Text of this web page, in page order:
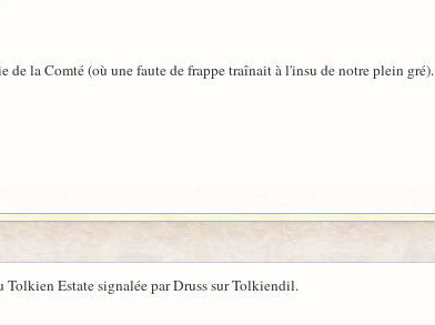
la Comté (où une faute de frappe traînait à l'insu de notre plein gré).
Tolkien Estate signalée par Druss sur Tolkiendil.